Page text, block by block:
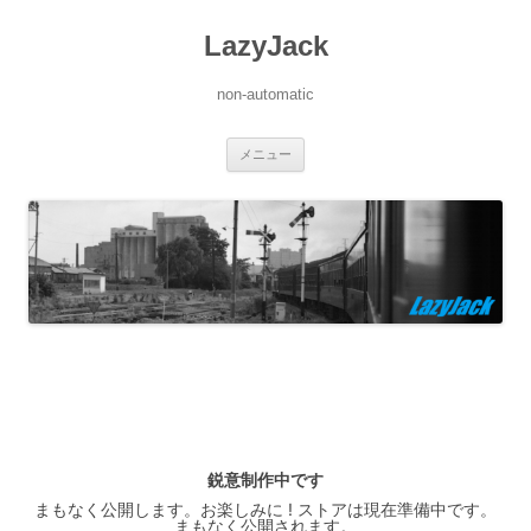
LazyJack
non-automatic
メニュー
ツ
へ
ス
キ
ッ
プ
鋭意制作中です
まもなく公開します。お楽しみに ! ストアは現在準備中です。
まもなく公開されます。